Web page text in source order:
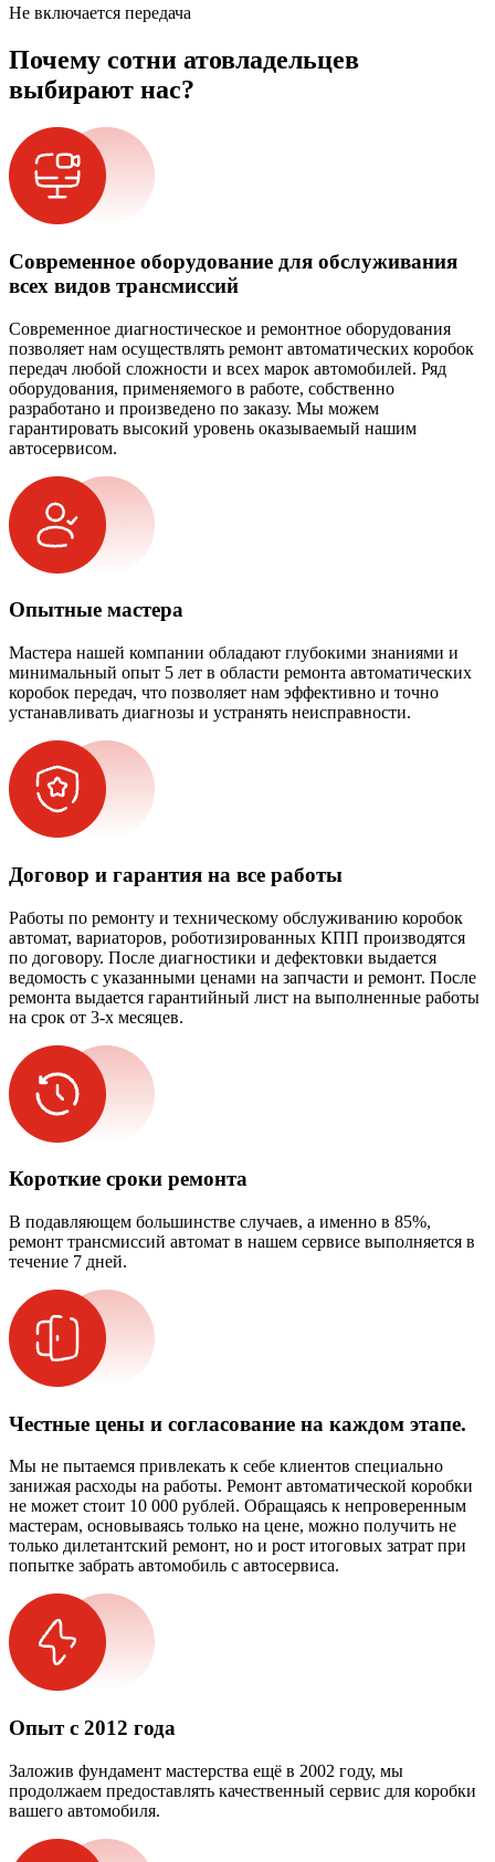
Не включается передача
Почему сотни атовладельцев
выбирают нас?
Современное оборудование для обслуживания
всех видов трансмиссий
Современное диагностическое и ремонтное оборудования
позволяет нам осуществлять ремонт автоматических коробок
передач любой сложности и всех марок автомобилей. Ряд
оборудования, применяемого в работе, собственно
разработано и произведено по заказу. Мы можем
гарантировать высокий уровень оказываемый нашим
автосервисом.
Опытные мастера
Мастера нашей компании обладают глубокими знаниями и
минимальный опыт 5 лет в области ремонта автоматических
коробок передач, что позволяет нам эффективно и точно
устанавливать диагнозы и устранять неисправности.
Договор и гарантия на все работы
Работы по ремонту и техническому обслуживанию коробок
автомат, вариаторов, роботизированных КПП производятся
по договору. После диагностики и дефектовки выдается
ведомость с указанными ценами на запчасти и ремонт. После
ремонта выдается гарантийный лист на выполненные работы
на срок от 3-х месяцев.
Короткие сроки ремонта
В подавляющем большинстве случаев, а именно в 85%,
ремонт трансмиссий автомат в нашем сервисе выполняется в
течение 7 дней.
Честные цены и согласование на каждом этапе.
Мы не пытаемся привлекать к себе клиентов специально
занижая расходы на работы. Ремонт автоматической коробки
не может стоит 10 000 рублей. Обращаясь к непроверенным
мастерам, основываясь только на цене, можно получить не
только дилетантский ремонт, но и рост итоговых затрат при
попытке забрать автомобиль с автосервиса.
Опыт с 2012 года
Заложив фундамент мастерства ещё в 2002 году, мы
продолжаем предоставлять качественный сервис для коробки
вашего автомобиля.